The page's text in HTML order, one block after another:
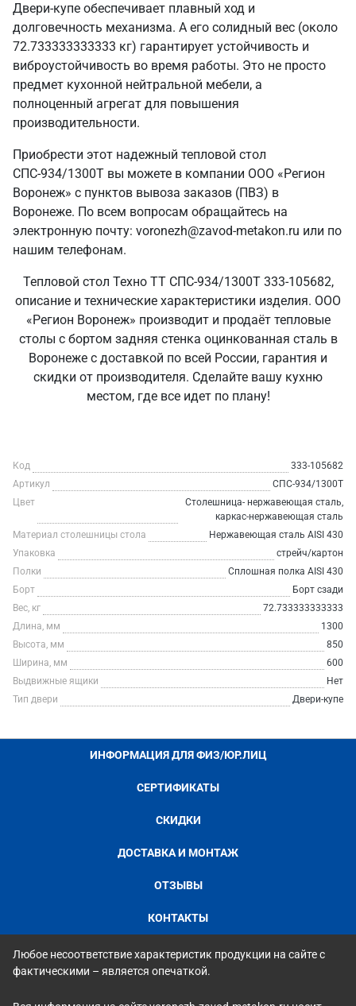
Двери-купе обеспечивает плавный ход и
долговечность механизма. А его солидный вес (около
72.733333333333 кг) гарантирует устойчивость и
виброустойчивость во время работы. Это не просто
предмет кухонной нейтральной мебели, а
полноценный агрегат для повышения
производительности.
Приобрести этот надежный тепловой стол
СПС-934/1300Т вы можете в компании ООО «Регион
Воронеж» с пунктов вывоза заказов (ПВЗ) в
Воронеже. По всем вопросам обращайтесь на
электронную почту: voronezh@zavod-metakon.ru или по
нашим телефонам.
Тепловой стол Техно ТТ СПС-934/1300Т 333-105682,
описание и технические характеристики изделия. ООО
«Регион Воронеж» производит и продаёт тепловые
столы с бортом задняя стенка оцинкованная сталь в
Воронеже с доставкой по всей России, гарантия и
скидки от производителя. Сделайте вашу кухню
местом, где все идет по плану!
Код
333-105682
Артикул
СПС-934/1300Т
Цвет
Столешница- нержавеющая сталь,
каркас-нержавеющая сталь
Материал столешницы стола
Нержавеющая сталь AISI 430
Упаковка
стрейч/картон
Полки
Сплошная полка AISI 430
Борт
Борт сзади
Вес, кг
72.733333333333
Длина, мм
1300
Высота, мм
850
Ширина, мм
600
Выдвижные ящики
Нет
Тип двери
Двери-купе
ИНФОРМАЦИЯ ДЛЯ ФИЗ/ЮР.ЛИЦ
СЕРТИФИКАТЫ
СКИДКИ
ДОСТАВКА И МОНТАЖ
ОТЗЫВЫ
КОНТАКТЫ
Любое несоответствие характеристик продукции на сайте с
фактическими – является опечаткой.